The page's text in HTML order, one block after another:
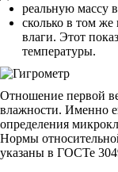
реальную массу
сколько в том
влаги. Этот
температуры.
Отношение первой
влажности. Именно
определения
Нормы
указаны в ГОСТе